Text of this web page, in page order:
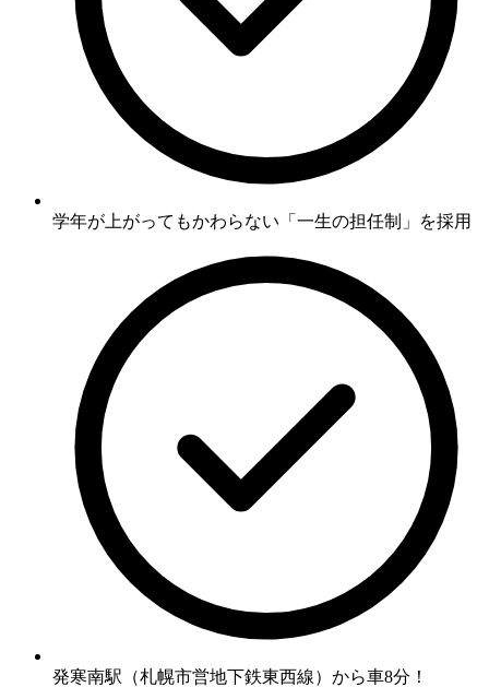
学年が上がってもかわらない 「一生の担任制」 を採用
発寒南駅（札幌市営地下鉄東西線）から車8分！